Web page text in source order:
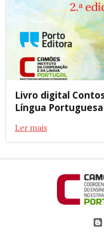
Livro digital
Língua Portuguesa
Ler mais